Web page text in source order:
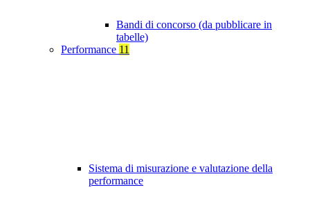
Bandi di concorso (da pubblicare in
tabelle)
Performance 11
Sistema di misurazione e valutazione della
performance